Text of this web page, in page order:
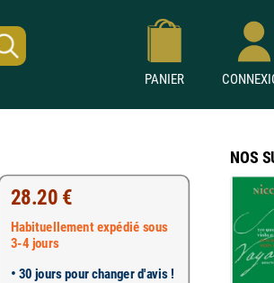
PANIER
28.20 €
Habituellement expédié sous
3-4 jours
• 30 jours pour changer d'avis !
NOS